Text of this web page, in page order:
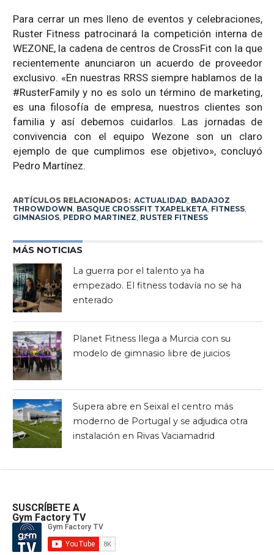
Para cerrar un mes lleno de eventos y celebraciones,
Ruster Fitness patrocinará la competición interna de
WEZONE, la cadena de centros de CrossFit con la que
recientemente anunciaron un acuerdo de proveedor
exclusivo. «En nuestras RRSS siempre hablamos de la
#RusterFamily y no es solo un término de marketing,
es una filosofía de empresa, nuestros clientes son
familia y así debemos cuidarlos. Las jornadas de
convivencia con el equipo Wezone son un claro
ejemplo de que cumplimos ese objetivo», concluyó
Pedro Martínez.
ARTÍCULOS RELACIONADOS: ACTUALIDAD BADAJOZ
THROWDOWN BASQUE CROSSFIT TXAPELKETA, FITNESS,
GIMNASIOS, PEDRO MARTINEZ RUSTER FITNESS
MÁS NOTICIAS
La guerra por el talento ya ha
empezado. El fitness todavía no se ha
enterado
Planet Fitness llega a Murcia con su
modelo de gimnasio libre de juicios
Supera abre en Seixal el centro más
moderno de Portugal y se adjudica otra
instalación en Rivas Vaciamadrid
SUSCRÍBETE A
Gym Factory TV